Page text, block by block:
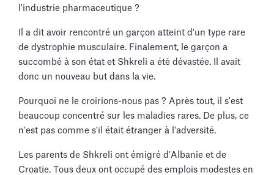
l'industrie pharmaceutique ?
Il a dit avoir rencontré un garçon atteint d'un type rare
de dystrophie musculaire. Finalement, le garçon a
succombé à son état et Shkreli a été dévastée. Il avait
donc un nouveau but dans la vie.
Pourquoi ne le croirions-nous pas ? Après tout, il s'est
beaucoup concentré sur les maladies rares. De plus, ce
n'est pas comme s'il était étranger à l'adversité.
Les parents de Shkreli ont émigré d'Albanie et de
Croatie. Tous deux ont occupé des emplois modestes en